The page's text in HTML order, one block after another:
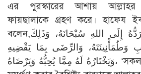
এর পুরস্কারের আশায় আল্লাহর
ফায়ছালাকে গ্রহণ করে। হাফেয
বলেন,تَفْوِيضُ الْأَمْرِ إِلَيْهِ رَدُّهُ إِلَى اللهِ سُبْحَانَهُ، وَذَلِكَ
وَالرِّضَى بِمَا يَقْضِيهِ
وَيَخْتَارُهُ لَهُ مِمَّا يُحِبُّهُ وَيَرْضَاهُ، ‘সকল বিষয় আল্লাহর কাছে